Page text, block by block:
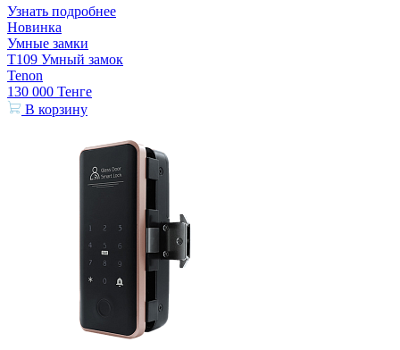
Узнать подробнее
Новинка
Умные замки
T109 Умный замок
Tenon
130 000 Тенге
В корзину